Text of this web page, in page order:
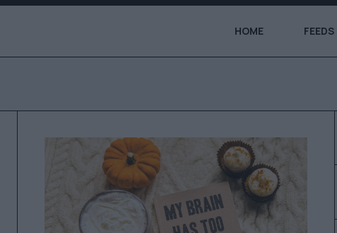
HOME FEEDS